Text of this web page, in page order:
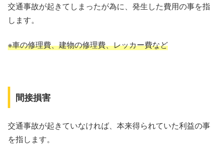
交通事故が起きてしまったが為に、発生した費用の事を指
します。
※車の修理費、建物の修理費、レッカー費など
間接損害
交通事故が起きていなければ、本来得られていた利益の事
を指します。